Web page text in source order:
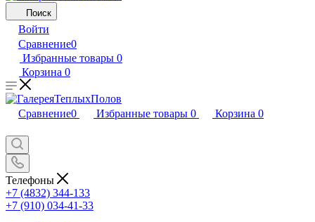
Поиск
Войти
Сравнение0
Избранные товары 0
Корзина 0
Сравнение0 Избранные товары 0 Корзина 0
Телефоны
+7 (4832) 344-133
+7 (910) 034-41-33